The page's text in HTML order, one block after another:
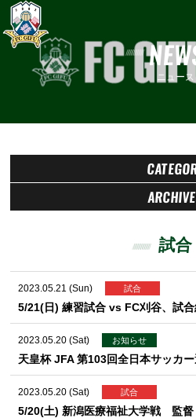
ニュース
試合
2023.05.21 (Sun) 試合
5/21(日) 練習試合 vs FC刈谷、試
2023.05.20 (Sat) お知らせ
天皇杯 JFA 第103回全日本サッカ
2023.05.20 (Sat) 試合
5/20(土) 新潟医療福祉大学戦 監督